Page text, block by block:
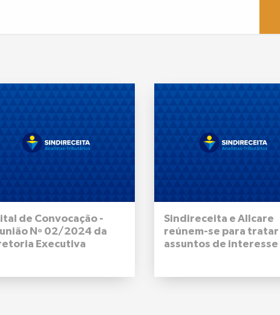
de Convocação -
Nº 02/2024 da
Executiva
Sindireceita e Allcare
reúnem-se para tratar
assuntos de interesse